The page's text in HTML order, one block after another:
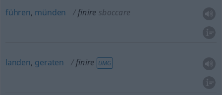
führen, münden finire sboccare
landen, geraten finire UMG